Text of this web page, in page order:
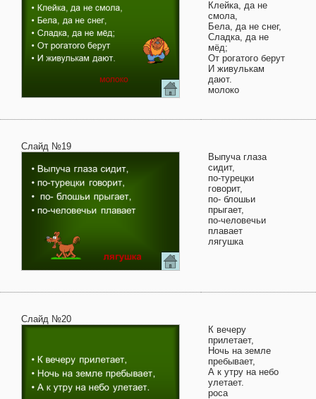
Клейка, да не
смола,
Бела, да не снег,
Сладка, да не
мёд;
От рогатого берут
И живулькам
дают.
молоко
Слайд №19
Выпуча глаза
сидит,
по-турецки
говорит,
по- блошьи
прыгает,
по-человечьи
плавает
лягушка
Слайд №20
К вечеру
прилетает,
Ночь на земле
пребывает,
А к утру на небо
улетает.
роса